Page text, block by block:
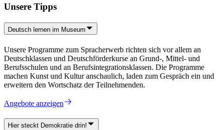
Unsere Tipps
Deutsch lernen im Museum
Unsere Programme zum Spracherwerb richten sich vor allem an
Deutschklassen und Deutschförderkurse an Grund-, Mittel- und
Berufsschulen und an Berufsintegrationsklassen. Die Programme
machen Kunst und Kultur anschaulich, laden zum Gespräch ein und
erweitern den Wortschatz der Teilnehmenden.
Angebote anzeigen
Hier steckt Demokratie drin!